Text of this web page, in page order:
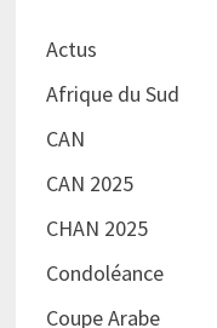
Actus
Afrique du Sud
CAN
CAN 2025
CHAN 2025
Condoléance
Coupe Arabe